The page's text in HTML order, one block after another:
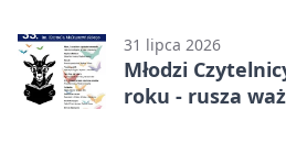
31 lipca 2026
Młodzi
roku - rusza